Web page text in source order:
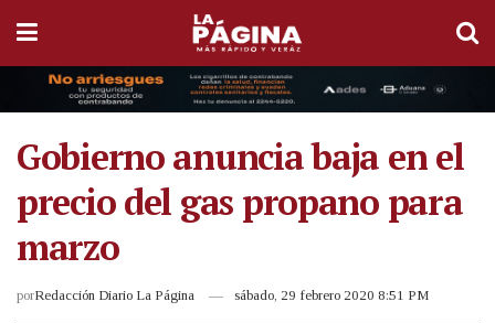
Gobierno anuncia baja en el
precio del gas propano para
marzo
porRedacción Diario La Página sábado, 29 febrero 2020 8:51 PM